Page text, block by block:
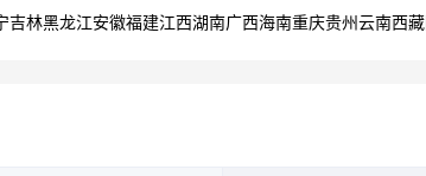
吉林黑龙江安徽福建江西湖南广西海南重庆贵州 云南西藏